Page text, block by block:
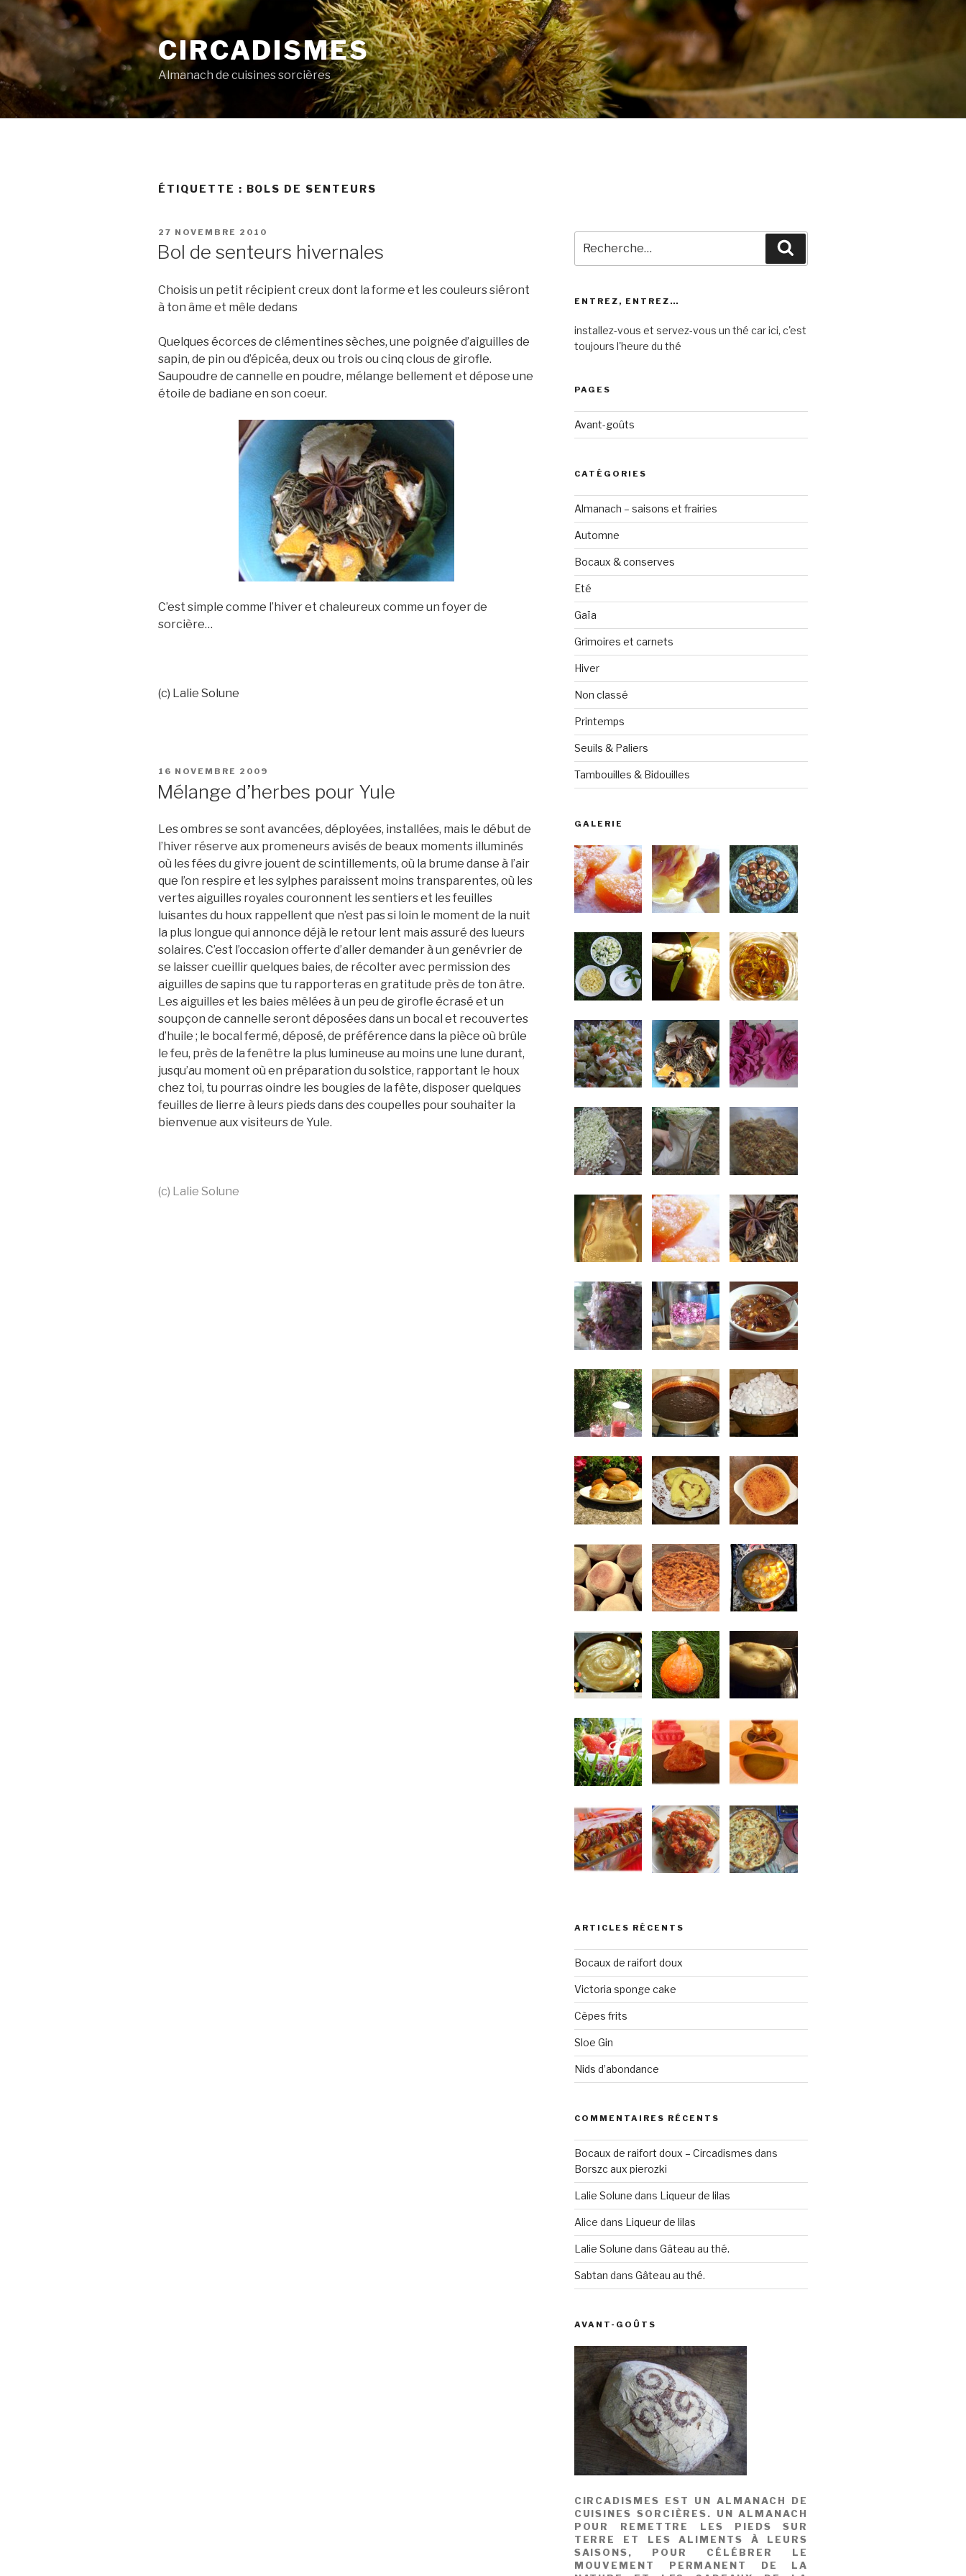
Aller
au
contenu
principal
CIRCADISMES
Almanach de cuisines sorcières
ÉTIQUETTE : BOLS DE SENTEURS
PUBLIÉ
27 NOVEMBRE 2010
Bol de senteurs hivernales
Choisis un petit récipient creux dont la forme et les couleurs siéront
à ton âme et mêle dedans
Quelques écorces de clémentines sèches, une poignée d’aiguilles de
sapin, de pin ou d’épicéa, deux ou trois ou cinq clous de girofle.
Saupoudre de cannelle en poudre, mélange bellement et dépose une
étoile de badiane en son coeur.
C’est simple comme l’hiver et chaleureux comme un foyer de
sorcière…
(c) Lalie Solune
PUBLIÉ
16 NOVEMBRE 2009
Mélange d’herbes pour Yule
Les ombres se sont avancées, déployées, installées, mais le début de
l’hiver réserve aux promeneurs avisés de beaux moments illuminés
où les fées du givre jouent de scintillements, où la brume danse à l’air
que l’on respire et les sylphes paraissent moins transparentes, où les
vertes aiguilles royales couronnent les sentiers et les feuilles
luisantes du houx rappellent que n’est pas si loin le moment de la nuit
la plus longue qui annonce déjà le retour lent mais assuré des lueurs
solaires. C’est l’occasion offerte d’aller demander à un genévrier de
se laisser cueillir quelques baies, de récolter avec permission des
aiguilles de sapins que tu rapporteras en gratitude près de ton âtre.
Les aiguilles et les baies mêlées à un peu de girofle écrasé et un
soupçon de cannelle seront déposées dans un bocal et recouvertes
d’huile ; le bocal fermé, déposé, de préférence dans la pièce où brûle
le feu, près de la fenêtre la plus lumineuse au moins une lune durant,
jusqu’au moment où en préparation du solstice, rapportant le houx
chez toi, tu pourras oindre les bougies de la fête, disposer quelques
feuilles de lierre à leurs pieds dans des coupelles pour souhaiter la
bienvenue aux visiteurs de Yule.
(c) Lalie Solune
pour
:
ENTREZ, ENTREZ…
installez-vous et servez-vous un thé car ici, c'est
toujours l'heure du thé
PAGES
Avant-goûts
CATÉGORIES
Almanach – saisons et frairies
Automne
Bocaux & conserves
Eté
Gaïa
Grimoires et carnets
Hiver
Non classé
Printemps
Seuils & Paliers
Tambouilles & Bidouilles
GALERIE
ARTICLES RÉCENTS
Bocaux de raifort doux
Victoria sponge cake
Cèpes frits
Sloe Gin
Nids d’abondance
COMMENTAIRES RÉCENTS
Bocaux de raifort doux – Circadismes dans
Borszc aux pierozki
Lalie Solune dans Liqueur de lilas
Alice dans Liqueur de lilas
Lalie Solune dans Gâteau au thé.
Sabtan dans Gâteau au thé.
AVANT-GOÛTS
CIRCADISMES EST UN ALMANACH DE
CUISINES SORCIÈRES. UN ALMANACH
POUR REMETTRE LES PIEDS SUR
TERRE ET LES ALIMENTS À LEURS
SAISONS, POUR CÉLÉBRER LE
MOUVEMENT PERMANENT DE LA